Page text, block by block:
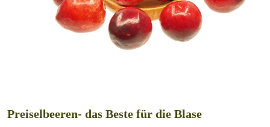
Preiselbeeren- das Beste für die Blase